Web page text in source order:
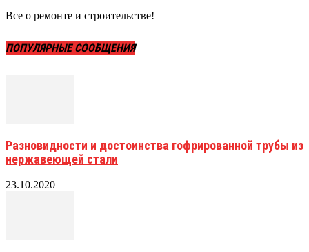
Все о ремонте и строительстве!
ПОПУЛЯРНЫЕ СООБЩЕНИЯ
Разновидности и достоинства гофрированной трубы из
нержавеющей стали
23.10.2020